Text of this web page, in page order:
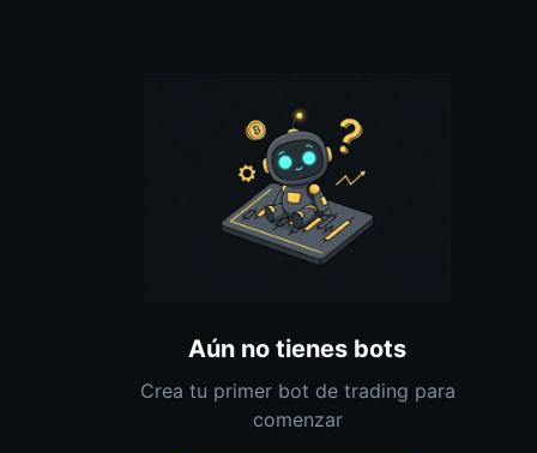
Aún no tienes bots
Crea tu primer bot de trading para
comenzar